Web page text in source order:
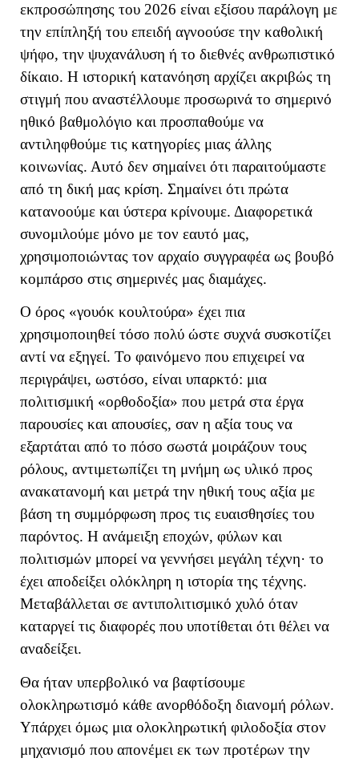
εκπροσώπησης του 2026 είναι εξίσου παράλογη με
την επίπληξή του επειδή αγνοούσε την καθολική
ψήφο, την ψυχανάλυση ή το διεθνές ανθρωπιστικό
δίκαιο. Η ιστορική κατανόηση αρχίζει ακριβώς τη
στιγμή που αναστέλλουμε προσωρινά το σημερινό
ηθικό βαθμολόγιο και προσπαθούμε να
αντιληφθούμε τις κατηγορίες μιας άλλης
κοινωνίας. Αυτό δεν σημαίνει ότι παραιτούμαστε
από τη δική μας κρίση. Σημαίνει ότι πρώτα
κατανοούμε και ύστερα κρίνουμε. Διαφορετικά
συνομιλούμε μόνο με τον εαυτό μας,
χρησιμοποιώντας τον αρχαίο συγγραφέα ως βουβό
κομπάρσο στις σημερινές μας διαμάχες.
Ο όρος «γουόκ κουλτούρα» έχει πια
χρησιμοποιηθεί τόσο πολύ ώστε συχνά συσκοτίζει
αντί να εξηγεί. Το φαινόμενο που επιχειρεί να
περιγράψει, ωστόσο, είναι υπαρκτό: μια
πολιτισμική «ορθοδοξία» που μετρά στα έργα
παρουσίες και απουσίες, σαν η αξία τους να
εξαρτάται από το πόσο σωστά μοιράζουν τους
ρόλους, αντιμετωπίζει τη μνήμη ως υλικό προς
ανακατανομή και μετρά την ηθική τους αξία με
βάση τη συμμόρφωση προς τις ευαισθησίες του
παρόντος. Η ανάμειξη εποχών, φύλων και
πολιτισμών μπορεί να γεννήσει μεγάλη τέχνη· το
έχει αποδείξει ολόκληρη η ιστορία της τέχνης.
Μεταβάλλεται σε αντιπολιτισμικό χυλό όταν
καταργεί τις διαφορές που υποτίθεται ότι θέλει να
αναδείξει.
Θα ήταν υπερβολικό να βαφτίσουμε
ολοκληρωτισμό κάθε ανορθόδοξη διανομή ρόλων.
Υπάρχει όμως μια ολοκληρωτική φιλοδοξία στον
μηχανισμό που απονέμει εκ των προτέρων την